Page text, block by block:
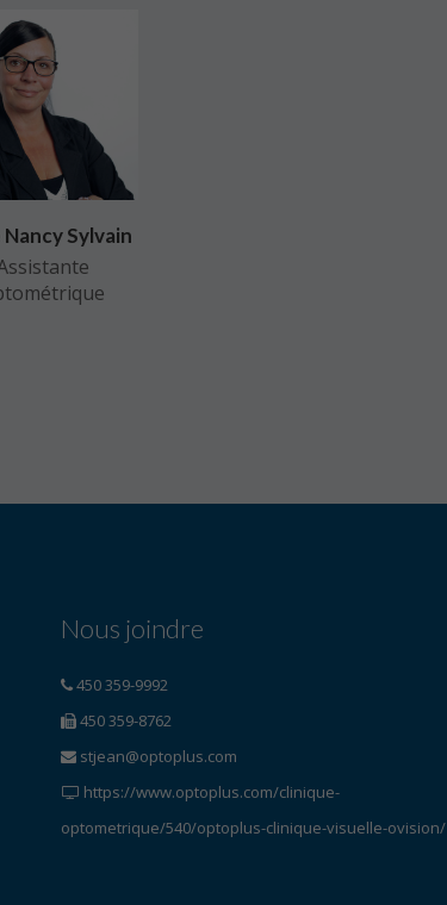
Nancy Sylvain
Nous joindre
450 359-9992
450 359-8762
stjean@optoplus.com
https://www.optoplus.com/clinique-
optometrique/540/optoplus-clinique-visuelle-ovision/